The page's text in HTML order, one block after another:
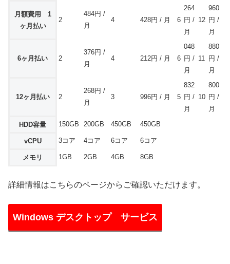
月額費用 1
ヶ月払い
2
484円 /
月
4 428円 / 月 6
264
円 /
月
12
960
円 /
月
6ヶ月払い 2
376円 /
月
4 212円 / 月 6
048
円 /
月
11
880
円 /
月
12ヶ月払い 2
268円 /
月
3 996円 / 月 5
832
円 /
月
10
800
円 /
月
HDD容量 150GB 200GB 450GB 450GB
vCPU 3コア 4コア 6コア 6コア
メモリ 1GB 2GB 4GB 8GB
詳細情報はこちらのページからご確認いただけます。
Windows デスクトップ サービス